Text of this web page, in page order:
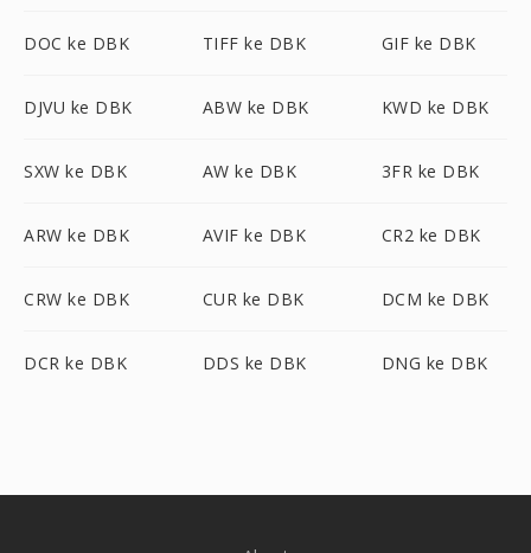
DOC ke DBK TIFF ke DBK GIF ke DBK
DJVU ke DBK ABW ke DBK KWD ke DBK
SXW ke DBK AW ke DBK 3FR ke DBK
ARW ke DBK AVIF ke DBK CR2 ke DBK
CRW ke DBK CUR ke DBK DCM ke DBK
DCR ke DBK DDS ke DBK DNG ke DBK